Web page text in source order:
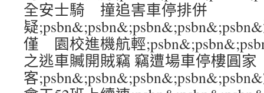
全安士騎 撞追害車停排併
疑
僅 園校進機航輕
之逃車贓開賊竊 竊遭場車停樓圓家
客